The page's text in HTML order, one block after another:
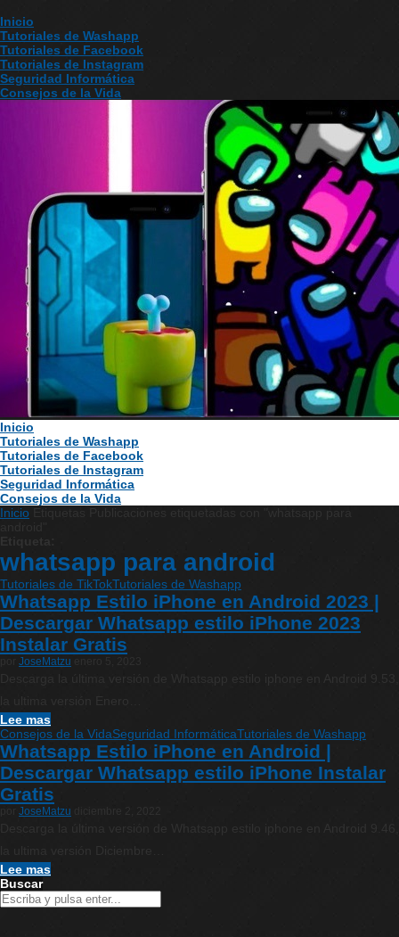
Inicio
Tutoriales de Washapp
Tutoriales de Facebook
Tutoriales de Instagram
Seguridad Informática
Consejos de la Vida
Inicio
Tutoriales de Washapp
Tutoriales de Facebook
Tutoriales de Instagram
Seguridad Informática
Consejos de la Vida
Inicio
whatsapp para android
Tutoriales de TikTokTutoriales de Washapp
Whatsapp Estilo iPhone en Android 2023 |
Descargar Whatsapp estilo iPhone 2023
Instalar Gratis
JoseMatzu
Descarga la última versión de Whatsapp estilo iphone en Android 9.53,
Lee mas
Consejos de la VidaSeguridad InformáticaTutoriales de Washapp
Whatsapp Estilo iPhone en Android |
Descargar Whatsapp estilo iPhone Instalar
Gratis
JoseMatzu
Descarga la última versión de Whatsapp estilo iphone en Android 9.46,
Lee mas
Buscar